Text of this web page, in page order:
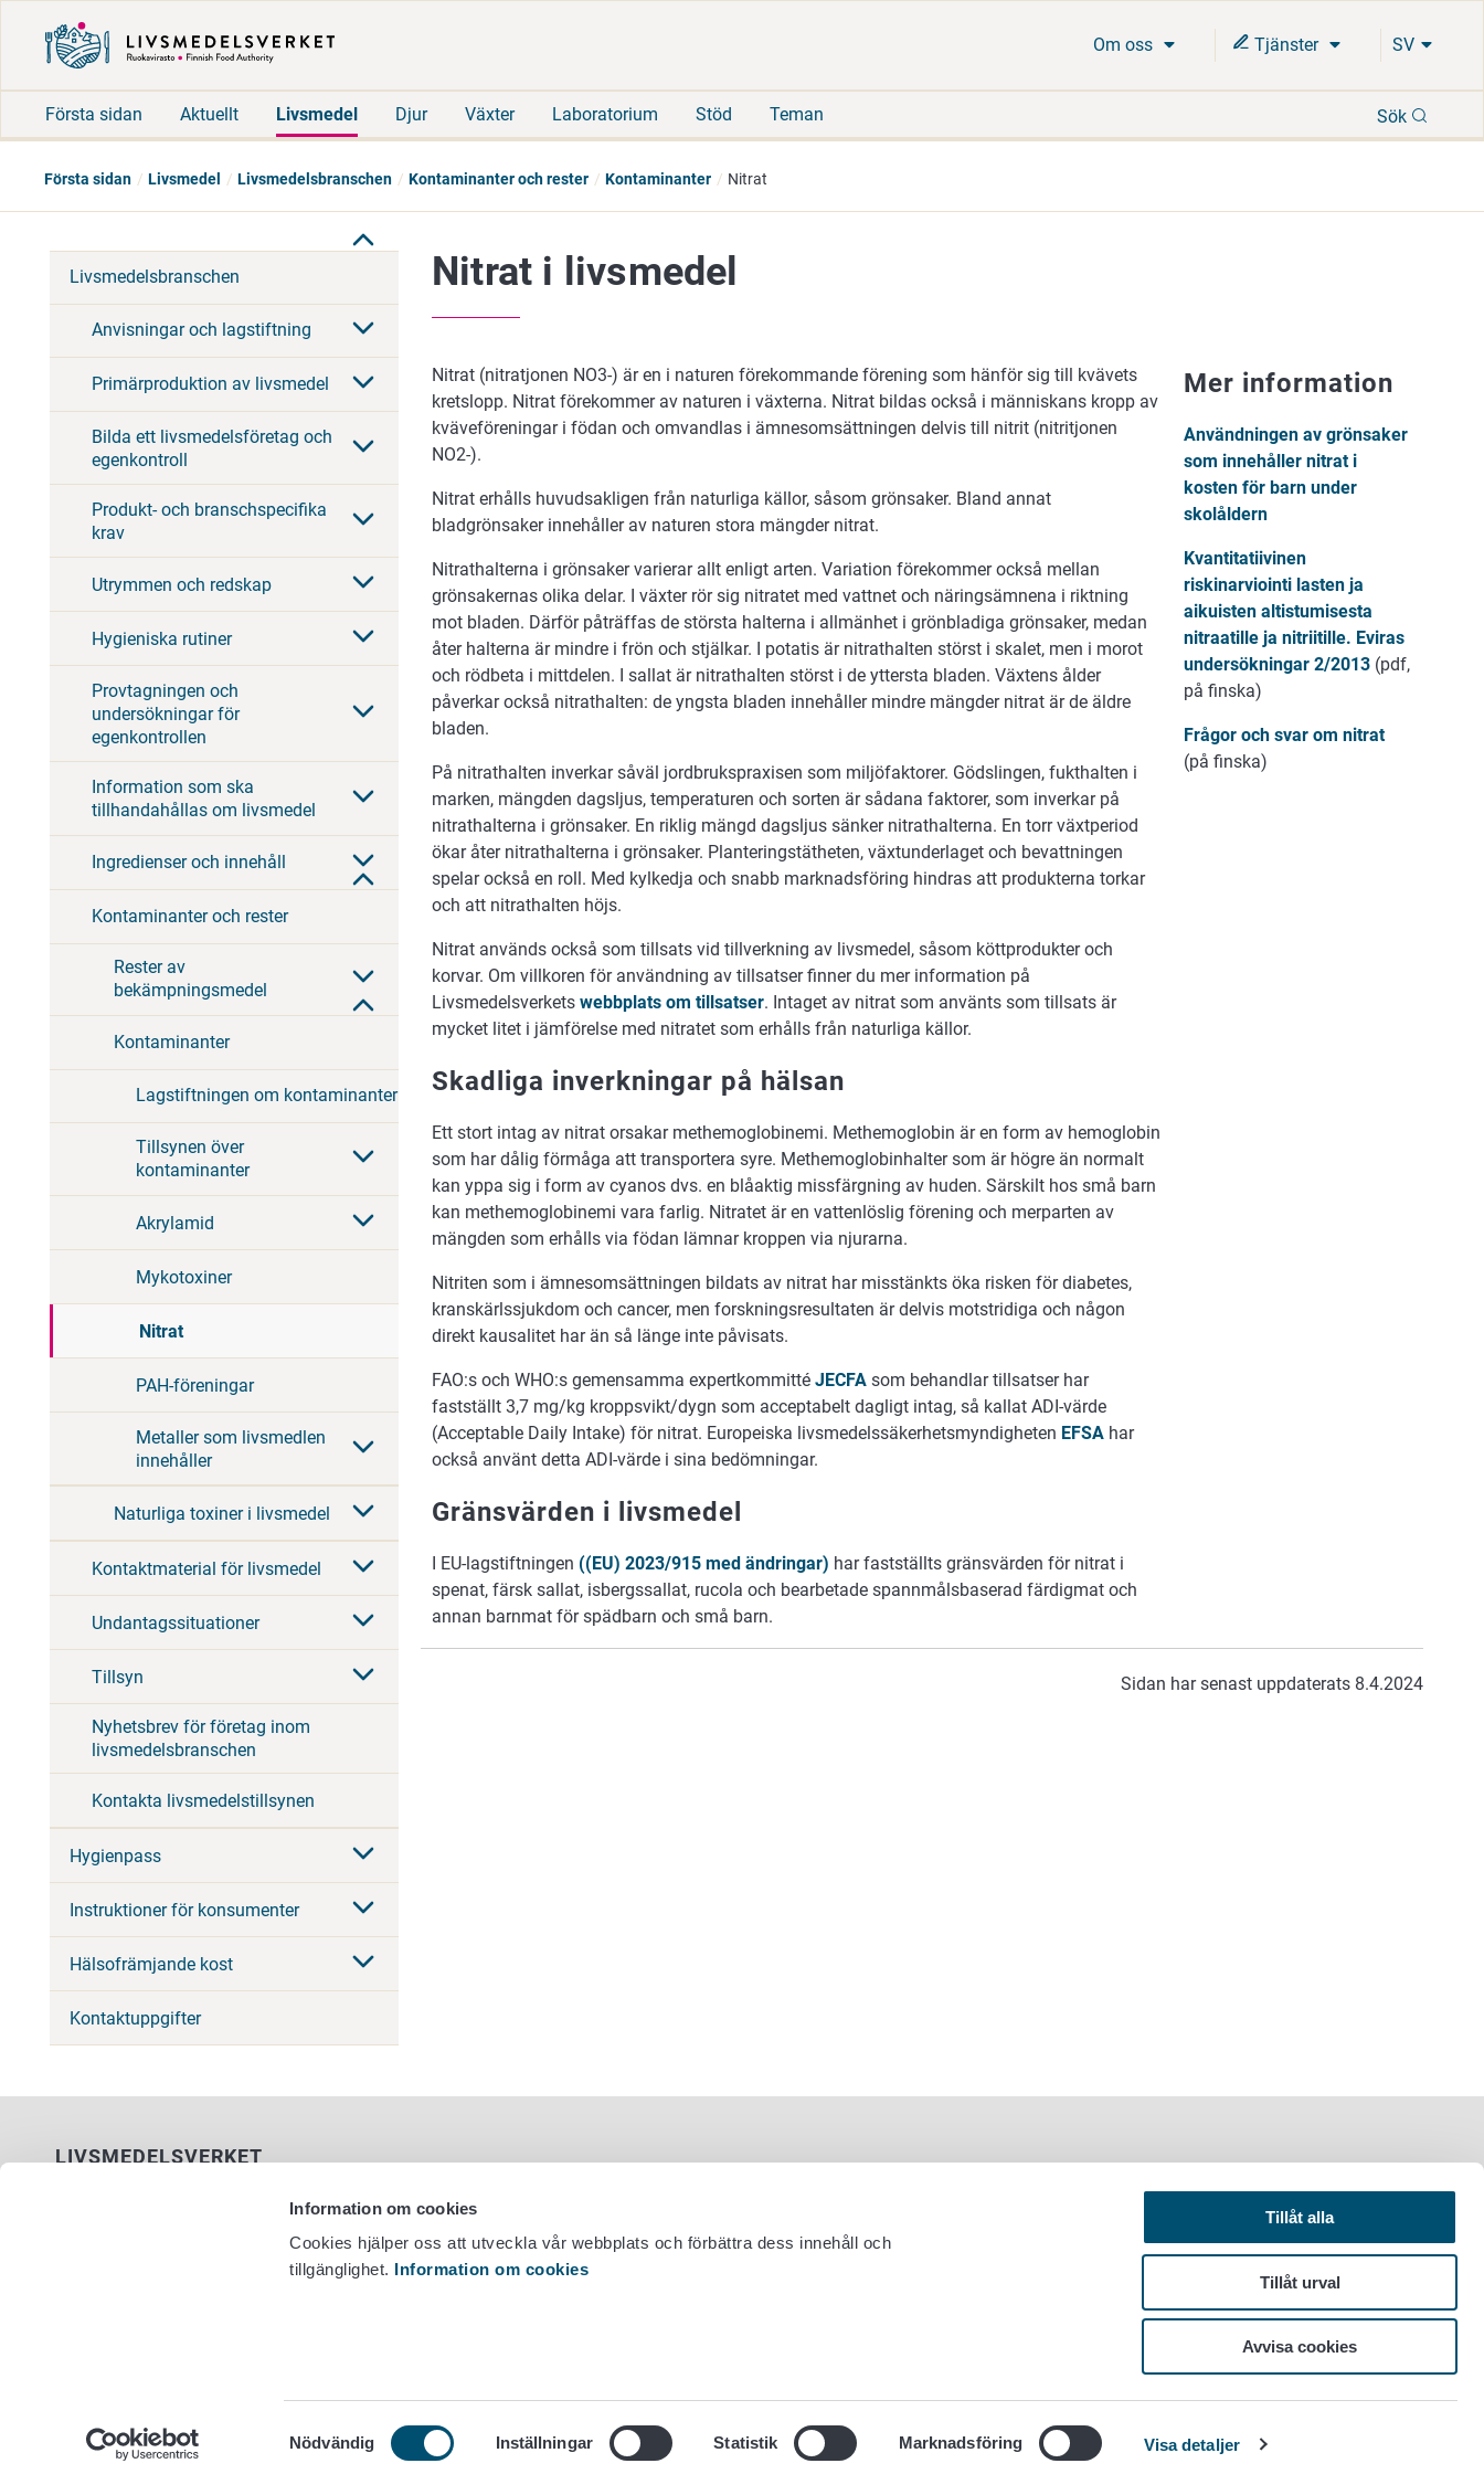
Information om cookies
Cookies hjälper oss att utveckla vår webbplats och förbättra dess innehåll och
tillgänglighet. Information om cookies
Samtyckesval
Nödvändig Inställningar Statistik Marknadsföring Visa detaljer
Tillåt alla
Tillåt urval
Avvisa cookies
Om oss Tjänster SV
Första sidan Aktuellt Livsmedel Djur Växter Laboratorium Stöd Teman Sök
Första sidan Livsmedel Livsmedelsbranschen Kontaminanter och rester Kontaminanter Nitrat
Livsmedelsbranschen
Anvisningar och lagstiftning
Primärproduktion av livsmedel
Bilda ett livsmedelsföretag och
egenkontroll
Produkt- och branschspecifika
krav
Utrymmen och redskap
Hygieniska rutiner
Provtagningen och
undersökningar för
egenkontrollen
Information som ska
tillhandahållas om livsmedel
Ingredienser och innehåll
Kontaminanter och rester
Rester av
bekämpningsmedel
Kontaminanter
Lagstiftningen om kontaminanter
Tillsynen över
kontaminanter
Akrylamid
Mykotoxiner
Nitrat
PAH-föreningar
Metaller som livsmedlen
innehåller
Naturliga toxiner i livsmedel
Kontaktmaterial för livsmedel
Undantagssituationer
Tillsyn
Nyhetsbrev för företag inom
livsmedelsbranschen
Kontakta livsmedelstillsynen
Hygienpass
Instruktioner för konsumenter
Hälsofrämjande kost
Kontaktuppgifter
Nitrat i livsmedel
Nitrat (nitratjonen NO3-) är en i naturen förekommande förening som hänför sig till kvävets
kretslopp. Nitrat förekommer av naturen i växterna. Nitrat bildas också i människans kropp av
kväveföreningar i födan och omvandlas i ämnesomsättningen delvis till nitrit (nitritjonen
NO2-).
Nitrat erhålls huvudsakligen från naturliga källor, såsom grönsaker. Bland annat
bladgrönsaker innehåller av naturen stora mängder nitrat.
Nitrathalterna i grönsaker varierar allt enligt arten. Variation förekommer också mellan
grönsakernas olika delar. I växter rör sig nitratet med vattnet och näringsämnena i riktning
mot bladen. Därför påträffas de största halterna i allmänhet i grönbladiga grönsaker, medan
åter halterna är mindre i frön och stjälkar. I potatis är nitrathalten störst i skalet, men i morot
och rödbeta i mittdelen. I sallat är nitrathalten störst i de yttersta bladen. Växtens ålder
påverkar också nitrathalten: de yngsta bladen innehåller mindre mängder nitrat är de äldre
bladen.
På nitrathalten inverkar såväl jordbrukspraxisen som miljöfaktorer. Gödslingen, fukthalten i
marken, mängden dagsljus, temperaturen och sorten är sådana faktorer, som inverkar på
nitrathalterna i grönsaker. En riklig mängd dagsljus sänker nitrathalterna. En torr växtperiod
ökar åter nitrathalterna i grönsaker. Planteringstätheten, växtunderlaget och bevattningen
spelar också en roll. Med kylkedja och snabb marknadsföring hindras att produkterna torkar
och att nitrathalten höjs.
Nitrat används också som tillsats vid tillverkning av livsmedel, såsom köttprodukter och
korvar. Om villkoren för användning av tillsatser finner du mer information på
Livsmedelsverkets webbplats om tillsatser. Intaget av nitrat som använts som tillsats är
mycket litet i jämförelse med nitratet som erhålls från naturliga källor.
Skadliga inverkningar på hälsan
Ett stort intag av nitrat orsakar methemoglobinemi. Methemoglobin är en form av hemoglobin
som har dålig förmåga att transportera syre. Methemoglobinhalter som är högre än normalt
kan yppa sig i form av cyanos dvs. en blåaktig missfärgning av huden. Särskilt hos små barn
kan methemoglobinemi vara farlig. Nitratet är en vattenlöslig förening och merparten av
mängden som erhålls via födan lämnar kroppen via njurarna.
Nitriten som i ämnesomsättningen bildats av nitrat har misstänkts öka risken för diabetes,
kranskärlssjukdom och cancer, men forskningsresultaten är delvis motstridiga och någon
direkt kausalitet har än så länge inte påvisats.
FAO:s och WHO:s gemensamma expertkommitté JECFA som behandlar tillsatser har
fastställt 3,7 mg/kg kroppsvikt/dygn som acceptabelt dagligt intag, så kallat ADI-värde
(Acceptable Daily Intake) för nitrat. Europeiska livsmedelssäkerhetsmyndigheten EFSA har
också använt detta ADI-värde i sina bedömningar.
Gränsvärden i livsmedel
I EU-lagstiftningen ((EU) 2023/915 med ändringar) har fastställts gränsvärden för nitrat i
spenat, färsk sallat, isbergssallat, rucola och bearbetade spannmålsbaserad färdigmat och
annan barnmat för spädbarn och små barn.
Mer information
Användningen av grönsaker
som innehåller nitrat i
kosten för barn under
skolåldern
Kvantitatiivinen
riskinarviointi lasten ja
aikuisten altistumisesta
nitraatille ja nitriitille. Eviras
undersökningar 2/2013 (pdf,
på finska)
Frågor och svar om nitrat
(på finska)
Sidan har senast uppdaterats 8.4.2024
LIVSMEDELSVERKET
Information om webbplatsen
Cookie inställningar